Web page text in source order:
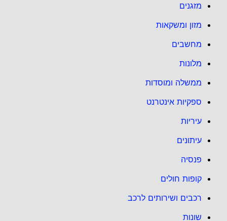
מזגנים
מזון ומשקאות
מחשבים
מלונות
ממשלה ומוסדות
ספקיות אינטרנט
עיריות
עיתונים
פנסיה
קופות חולים
רכבים ושירותים לרכב
שונות